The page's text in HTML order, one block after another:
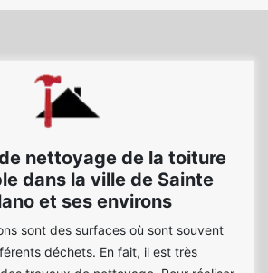
nettoyage de la toiture
dans la ville de Sainte
et ses environs
sont des surfaces où sont souvent
déchets. En fait, il est très